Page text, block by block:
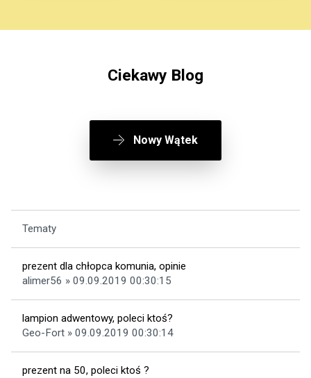
Ciekawy Blog
Nowy Wątek
Tematy
prezent dla chłopca komunia, opinie
alimer56 » 09.09.2019 00:30:15
lampion adwentowy, poleci ktoś?
Geo-Fort » 09.09.2019 00:30:14
prezent na 50, poleci ktoś ?